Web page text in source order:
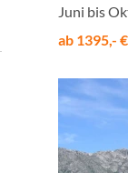
Juni bis
ab 1395,- €